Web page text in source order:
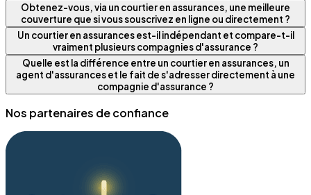
Obtenez-vous, via un courtier en assurances, une meilleure
couverture que si vous souscrivez en ligne ou directement ?
Un courtier en assurances est-il indépendant et compare-t-il
vraiment plusieurs compagnies d'assurance ?
Quelle est la différence entre un courtier en assurances, un
agent d'assurances et le fait de s'adresser directement à une
compagnie d'assurance ?
Nos partenaires de confiance